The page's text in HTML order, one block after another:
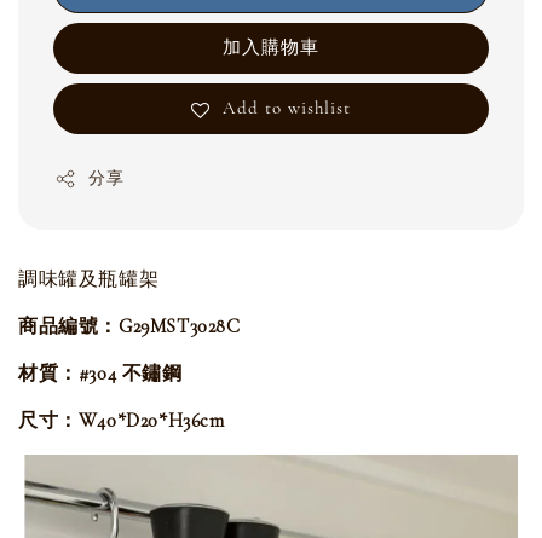
加入購物車
Add to wishlist
分享
調味罐及瓶罐架
商品編號：G29MST3028C
材質：#304 不鏽鋼
尺寸：W40*D20*H36cm